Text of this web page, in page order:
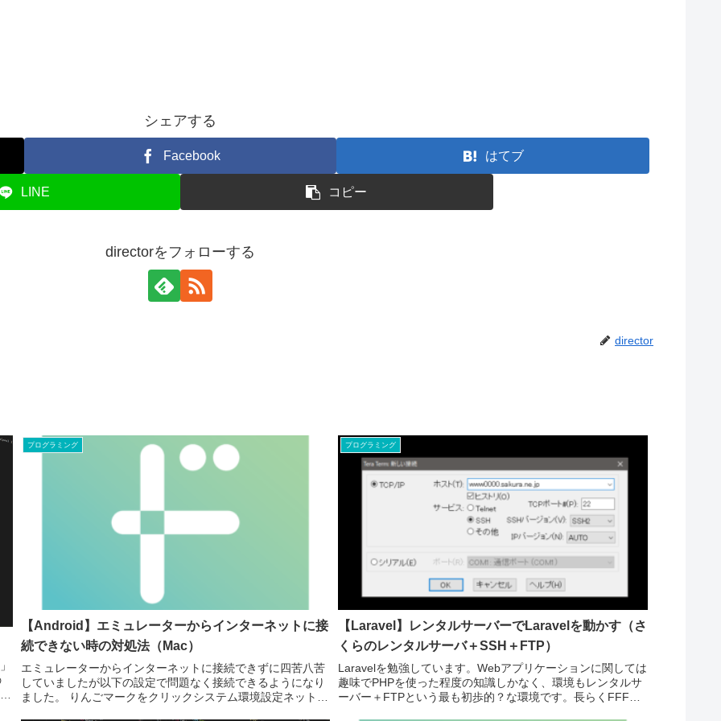
シェアする
Facebook はてブ
LINE コピー
directorをフォローする
director
プログラミング
【Android】エミュレーターからインターネットに接
続できない時の対処法（Mac）
エミュレーターからインターネットに接続できずに四苦八苦
していましたが以下の設定で問題なく接続できるようになり
ました。 りんごマークをクリックシステム環境設定ネットワ
プログラミング
【Laravel】レンタルサーバーでLaravelを動かす（さ
くらのレンタルサーバ＋SSH＋FTP）
Laravelを勉強しています。Webアプリケーションに関しては
趣味でPHPを使った程度の知識しかなく、環境もレンタルサ
ーバー＋FTPという最も初歩的？な環境です。長らくFFFTP